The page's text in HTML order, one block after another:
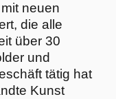
neuen
die alle
über 30
und
tätig hat
Kunst